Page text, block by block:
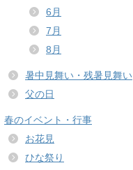
6月
7月
8月
暑中見舞い・残暑見舞い
父の日
春のイベント・行事
お花見
ひな祭り